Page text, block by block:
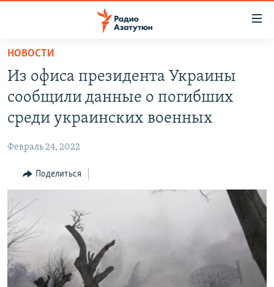
Перейти
основному
содержанию
основной
навигации
Перейти
поиску
ГЛАВНАЯ
НОВОСТИ
ЭКОНОМИКА
РЕГИОН
НАГОРНЫЙ КАРАБАХ
КУЛЬТУРА
СПОРТ
АРХИВ
НОВОСТИ
Из офиса президента Украины
сообщили данные о погибших
среди украинских военных
Февраль 24, 2022
Поделиться